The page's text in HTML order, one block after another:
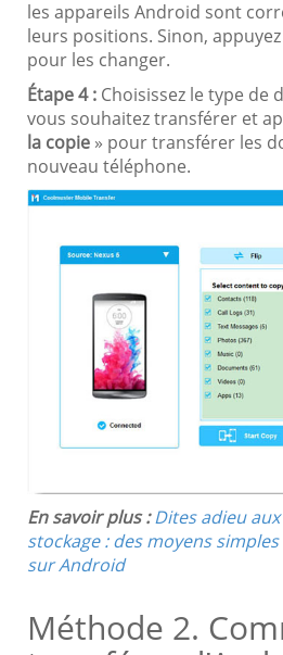
les appareils Android sont
leurs positions. Sinon,
pour les changer.
Étape 4 : Choisissez le type de
vous souhaitez transférer et
la copie » pour transférer les
nouveau téléphone.
En savoir plus : Dites adieu
stockage : des moyens
sur Android
Méthode 2.